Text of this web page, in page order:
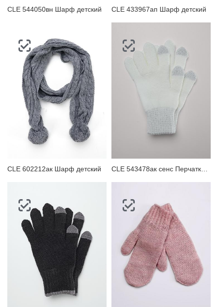
CLE 544050вн Шарф детский CLE 433967ап Шарф детский
CLE 602212ак Шарф детский